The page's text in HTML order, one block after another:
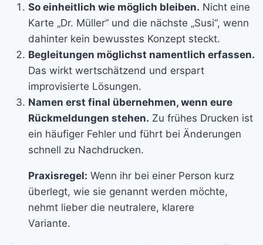
So einheitlich wie möglich bleiben. Nicht eine
Karte „Dr. Müller“ und die nächste „Susi“, wenn
dahinter kein bewusstes Konzept steckt.
Begleitungen möglichst namentlich erfassen.
Das wirkt wertschätzend und erspart
improvisierte Lösungen.
Namen erst final übernehmen, wenn eure
Rückmeldungen stehen. Zu frühes Drucken ist
ein häufiger Fehler und führt bei Änderungen
schnell zu Nachdrucken.
Praxisregel: Wenn ihr bei einer Person kurz
überlegt, wie sie genannt werden möchte,
nehmt lieber die neutralere, klarere
Variante.